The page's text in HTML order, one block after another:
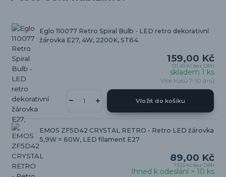
Eglo 110077 Retro Spiral Bulb - LED retro dekorativní
žárovka E27, 4W, 2200K, ST64
159,00 Kč
131,40 Kč bez DPH
skladem 1 ks
Více kusů 7-10 dnů
Vložit do košíku
EMOS ZF5D42 CRYSTAL RETRO - Retro LED žárovka
5,9W = 60W, LED filament E27
89,00 Kč
73,55 Kč bez DPH
Ihned k odeslání > 10 ks